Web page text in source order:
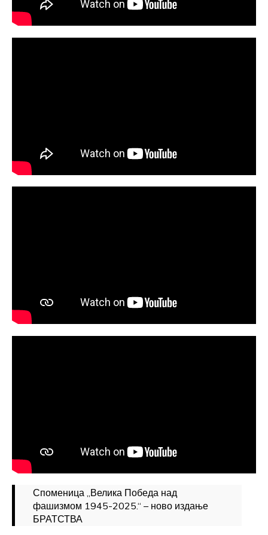
Споменица „Велика Победа над
фашизмом 1945-2025.“ – ново издање
БРАТСТВА